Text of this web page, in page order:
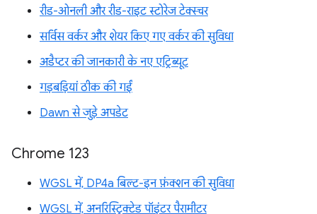
रीड-ओनली और रीड-राइट स्टोरेज टेक्स्चर
सर्विस वर्कर और शेयर किए गए वर्कर की सुविधा
अडैप्टर की जानकारी के नए एट्रिब्यूट
गड़बड़ियां ठीक की गईं
Dawn से जुड़े अपडेट
Chrome 123
WGSL में, DP4a बिल्ट-इन फ़ंक्शन की सुविधा
WGSL में, अनरिस्ट्रिक्टेड पॉइंटर पैरामीटर